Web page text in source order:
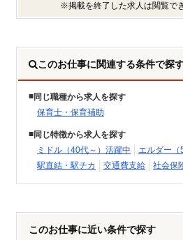
※掲載を終了した求人は閲覧で
このお仕事に関連する条件で探
同じ職種から求人を探す
保育士・保育補助
同じ特徴から求人を探す
ミドル（40代～）活躍中
エルダー（
駅直結・駅チカ
交通費支給 社会保
このお仕事に近い条件で探す